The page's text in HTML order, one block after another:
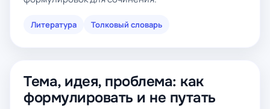
Литература Толковый словарь
Тема, идея, проблема: как
формулировать и не путать